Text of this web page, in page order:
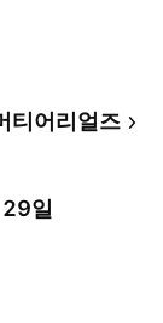
티어리얼즈
일